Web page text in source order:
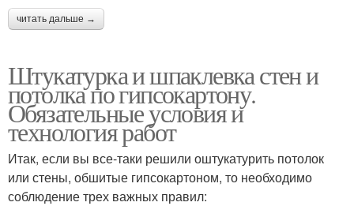
читать дальше →
Штукатурка и шпаклевка стен и
потолка по гипсокартону.
Обязательные условия и
технология работ
Итак, если вы все-таки решили оштукатурить потолок
или стены, обшитые гипсокартоном, то необходимо
соблюдение трех важных правил: